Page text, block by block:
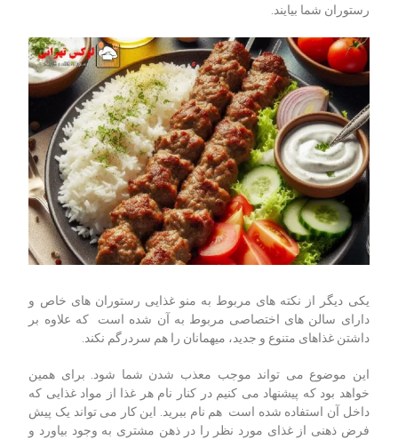
رستوران شما بیایند.
یکی دیگر از نکته های مربوط به منو غذایی رستوران های خاص و
دارای سالن های اختصاصی مربوط به آن شده است که علاوه بر
داشتن غذاهای متنوع و جدید، میهمانان را هم سردرگم نکند.
این موضوع می تواند موجب معذب شدن شما شود. برای همین
خواهد بود که پیشنهاد می کنیم در کنار نام هر غذا از مواد غذایی که
داخل آن استفاده شده است هم نام ببرید. این کار می تواند یک پیش
فرض ذهنی از غذای مورد نظر را در ذهن مشتری به وجود بیاورد و